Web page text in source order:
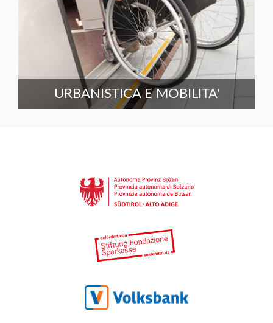
URBANISTICA E MOBILITA'